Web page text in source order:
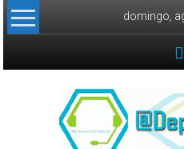
Skip to content
domingo,